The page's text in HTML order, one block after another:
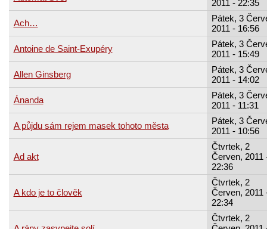
2011 - 22:35
Ach…
Pátek, 3
2011 - 16:56
Antoine de Saint-Exupéry
Pátek, 3
2011 - 15:49
Allen Ginsberg
Pátek, 3
2011 - 14:02
Ánanda
Pátek, 3
2011 - 11:31
A půjdu sám rejem masek tohoto města
Pátek, 3
2011 - 10:56
Ad akt
Čtvrtek, 2
Červen, 2011
22:36
A kdo je to člověk
Čtvrtek, 2
Červen, 2011
22:34
Čtvrtek, 2